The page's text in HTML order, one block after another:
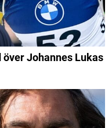
Johannes Lukas